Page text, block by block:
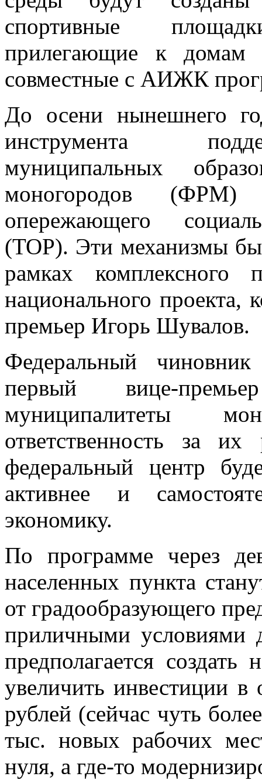
спортивные
прилегающие к домам
совместные с АИЖК
До осени нынешнего
инструмента
муниципальных
моногородов (ФРМ)
опережающего
(ТОР). Эти механизмы
рамках комплексного
национального проекта,
премьер Игорь Шувалов.
Федеральный
первый вице-
муниципалитеты
ответственность за
федеральный центр
активнее и
экономику.
По программе через
населенных пункта
от градообразующего
приличными условиями
предполагается
увеличить инвестиции
рублей (сейчас чуть
тыс. новых рабочих
нуля, а где-то